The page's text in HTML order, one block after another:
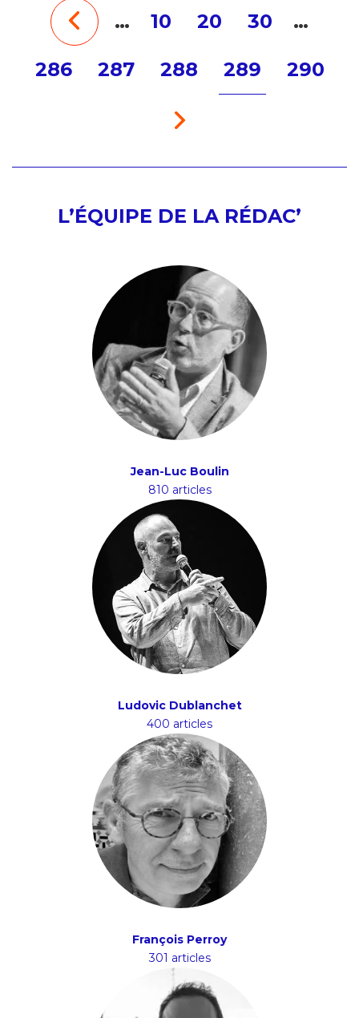
… 10 20 30 …
286 287 288 289 290
L’ÉQUIPE DE LA RÉDAC’
Jean-Luc Boulin
810 articles
Ludovic Dublanchet
400 articles
François Perroy
301 articles